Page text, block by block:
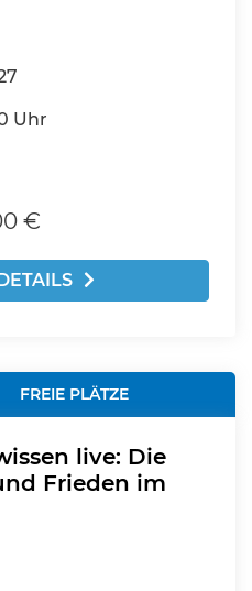
Uhr
€
FREIE PLÄTZE
live: Die
Frieden im